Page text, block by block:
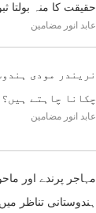
حقیقت کا منہ بولتا
عابد انور مضامین
نریندر مودی
چکانا چاہتے ہیں؟
عابد انور مضامین
مہاجر پرندے اور
ہندوستانی تناظر میں